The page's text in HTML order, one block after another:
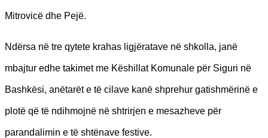
Mitrovicë dhe Pejë.
Ndërsa në tre qytete krahas ligjëratave në shkolla, janë
mbajtur edhe takimet me Këshillat Komunale për Siguri në
Bashkësi, anëtarët e të cilave kanë shprehur gatishmërinë e
plotë që të ndihmojnë në shtrirjen e mesazheve për
parandalimin e të shtënave festive.